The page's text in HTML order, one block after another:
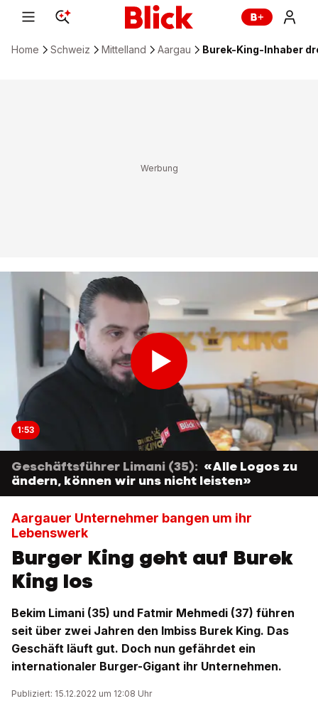
Home Schweiz Mittelland Aargau Burek-King-Inhaber
1:53
Geschäftsführer Limani (35): «Alle Logos zu
ändern, können wir uns nicht leisten»
Aargauer Unternehmer bangen um ihr
Lebenswerk
Burger King geht auf Burek
King los
Bekim Limani (35) und Fatmir Mehmedi (37) führen
seit über zwei Jahren den Imbiss Burek King. Das
Geschäft läuft gut. Doch nun gefährdet ein
internationaler Burger-Gigant ihr Unternehmen.
Publiziert: 15.12.2022 um 12:08 Uhr